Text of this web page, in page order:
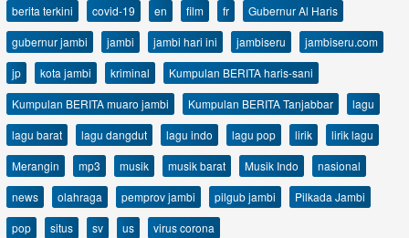
berita terkini
covid-19 en film fr
Gubernur Al Haris
gubernur jambi
jambi jambi hari ini jambiseru
jambiseru.com
jp
kota jambi kriminal
Kumpulan BERITA haris-sani
Kumpulan BERITA muaro jambi
Kumpulan BERITA Tanjabbar
lagu
lagu barat
lagu dangdut lagu indo lagu pop lirik
lirik lagu
Merangin
mp3 musik musik barat Musik Indo
nasional
news
olahraga pemprov jambi pilgub jambi
Pilkada Jambi
pop
situs sv us virus corona